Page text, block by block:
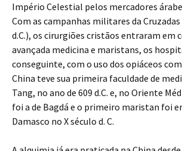
Império Celestial pelos mercadores
Com as campanhas militares da Cruzadas
d.C.), os cirurgiões cristãos entraram em
avançada medicina e maristans, os
conseguinte, com o uso dos opiáceos
China teve sua primeira faculdade de
Tang, no ano de 609 d.C. e, no Oriente
foi a de Bagdá e o primeiro maristan foi
Damasco no X século d. C.